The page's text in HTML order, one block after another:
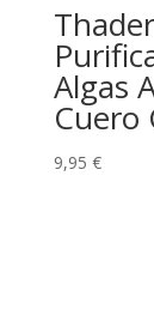
Algas
Cuero
9,95 €